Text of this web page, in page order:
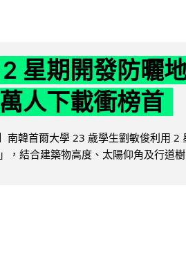
星期開發防曬
人下載衝榜首
南韓首爾大學 23 歲學生劉敏俊利用 2
，結合建築物高度、太陽仰角及行道